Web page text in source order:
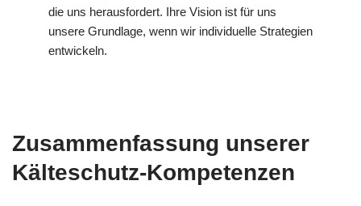
die uns herausfordert. Ihre Vision ist für uns
unsere Grundlage, wenn wir individuelle Strategien
entwickeln.
Zusammenfassung unserer
Kälteschutz-Kompetenzen